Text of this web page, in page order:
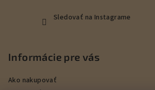
Sledovať na Instagrame
Informácie pre vás
Ako nakupovať